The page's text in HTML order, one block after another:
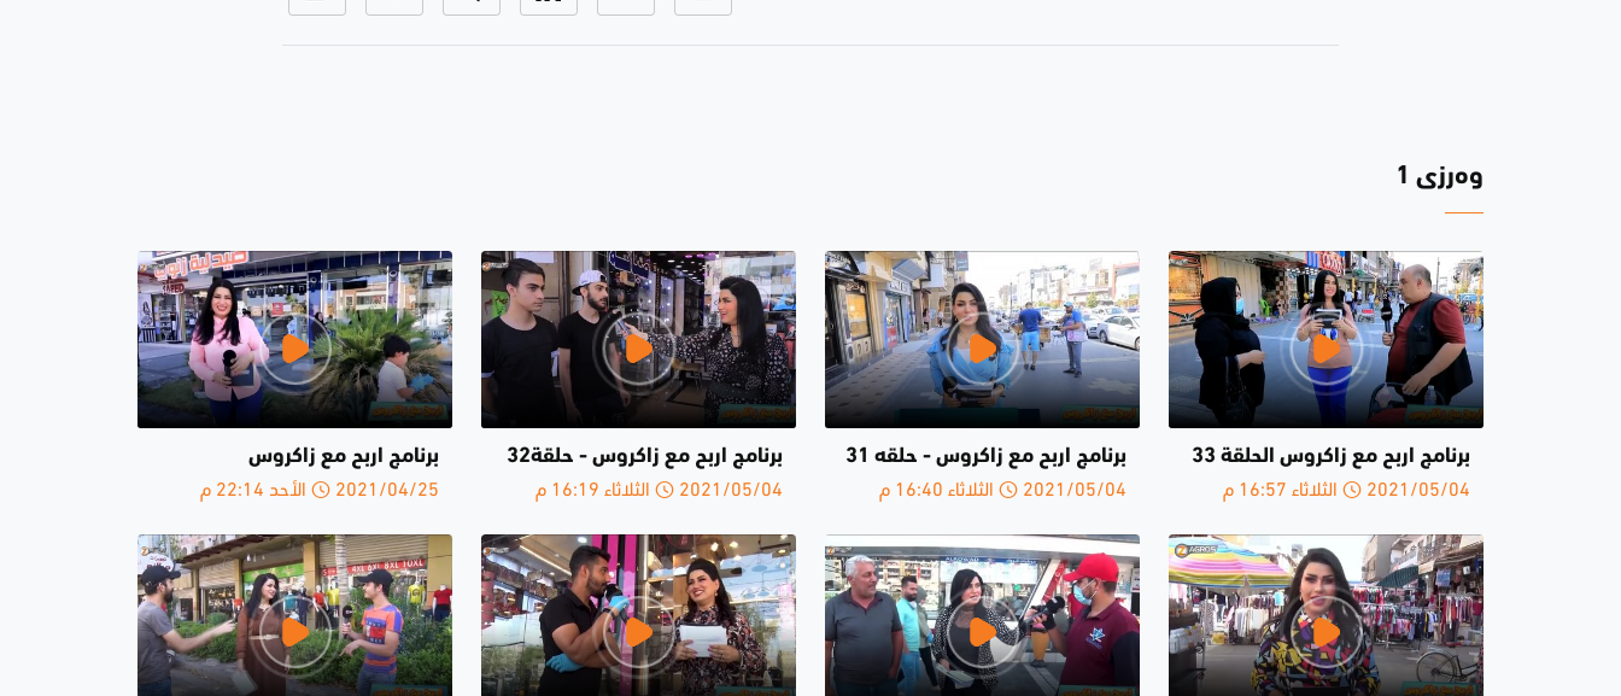
وەرزی 1
برنامج اربح مع زاكروس الحلقة 33
2021/05/04 الثلاثاء 16:57 م
برنامج اربح مع زاكروس - حلقە 31
2021/05/04 الثلاثاء 16:40 م
برنامج اربح مع زاكروس - حلقة32
2021/05/04 الثلاثاء 16:19 م
برنامج اربح مع زاكروس
2021/04/25 الأحد 22:14 م